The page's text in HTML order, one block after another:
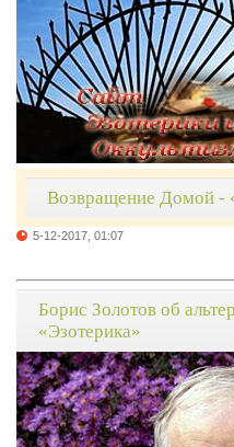
Возвращение Домой -
5-12-2017, 01:07
Борис Золотов об
«Эзотерика»